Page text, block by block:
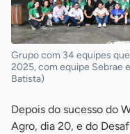
Grupo com 34 equipes
2025, com equipe Sebrae
Batista)
Depois do sucesso do
Agro, dia 20, e do